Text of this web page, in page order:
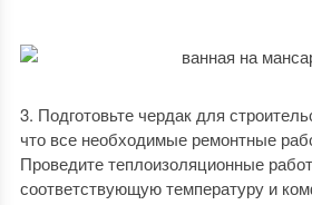
Подготовьте чердак для
что все необходимые ремонтные
Проведите теплоизоляционные
соответствующую температуру и